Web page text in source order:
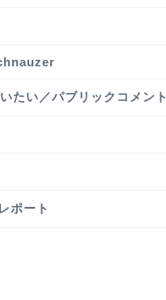
たい／パブリックコメント
ポート